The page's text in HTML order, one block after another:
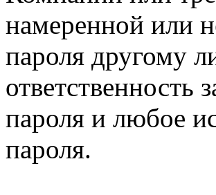
намеренной или
пароля другому
ответственность
пароля и любое
пароля.